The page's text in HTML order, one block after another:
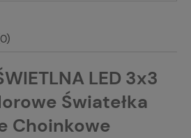
kosztów płatności
LED 3x3
Światełka
Choinkowe